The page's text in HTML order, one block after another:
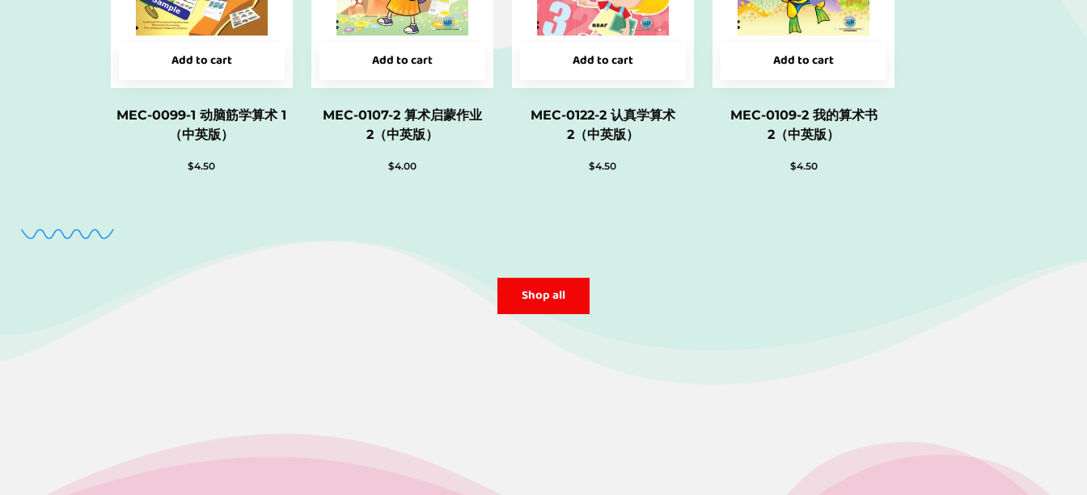
Add to cart
MEC-0099-1 动脑筋学算术 1
（中英版）
$4.50
Add to cart
MEC-0107-2 算术启蒙作业
2（中英版）
$4.00
Add to cart
MEC-0122-2 认真学算术
2（中英版）
$4.50
Add to cart
MEC-0109-2 我的算术书
2（中英版）
$4.50
Shop all